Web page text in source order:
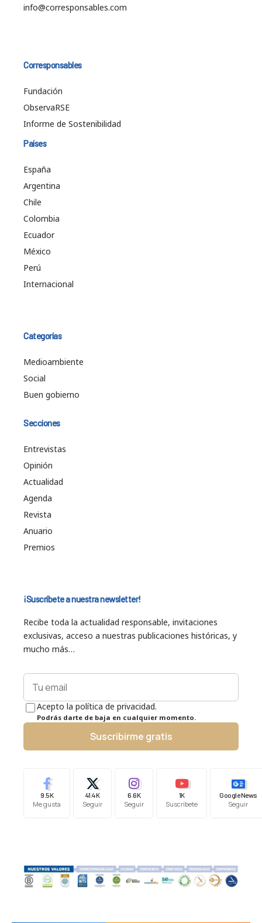
info@corresponsables.com
Corresponsables
Fundación
ObservaRSE
Informe de Sostenibilidad
Países
España
Argentina
Chile
Colombia
Ecuador
México
Perú
Internacional
Categorías
Medioambiente
Social
Buen gobierno
Secciones
Entrevistas
Opinión
Actualidad
Agenda
Revista
Anuario
Premios
¡Suscríbete a nuestra newsletter!
Recibe toda la actualidad responsable, invitaciones
exclusivas, acceso a nuestras publicaciones históricas, y
mucho más…
Acepto la política de privacidad.
Podrás darte de baja en cualquier momento.
Suscribirme gratis
9.5K
Me gusta
41.4K
Seguir
6.6K
Seguir
1K
Suscríbete
Google News
Seguir